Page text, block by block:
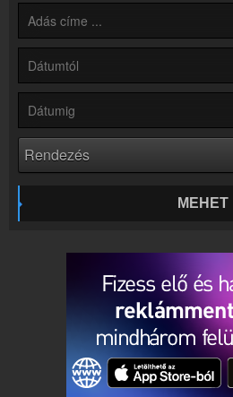
Online rádió készítés
Készítés lépésről lépésre
MEHET